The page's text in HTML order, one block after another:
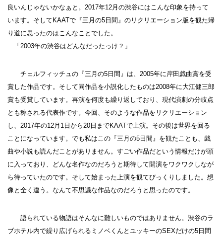
良いんじゃないかなぁと。2017年12月の渋谷にはこんな印象を持って
います。そしてKAATで『三月の5日間』のリクリエーション版を観た帰
り道に思ったのはこんなことでした。
「2003年の渋谷はどんなだったっけ？」
チェルフィッチュの『三月の5日間』は、2005年に岸田戯曲賞を受
賞した作品です。そして同作品を小説化したものは2008年に大江健三郎
賞も受賞しています。再演を何度も繰り返しており、現代演劇の分岐点
とも称される代表作です。今回、そのような作品をリクリエーション
し、2017年の12月1日から20日までKAATで上演。その後は世界を回る
ことになっています。でも私はこの『三月の5日間』を観たことも、戯
曲や小説も読んだことがありません。すごい作品だという情報だけが頭
に入っており、どんな名作なのだろうと期待して開演をワクワクしなが
ら待っていたのです。そして始まった上演を観てびっくりしました。想
像と全く違う。なんて不思議な作品なのだろうと思ったのです。
語られている物語はそんなに難しいものではありません。渋谷のラ
ブホテル内で繰り広げられるミノベくんとユッキーのSEXだけの5日間